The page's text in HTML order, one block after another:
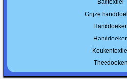
Badtextiel
Grijze
Handdoeken
Handdoeken
Keukentextiel
Theedoeken